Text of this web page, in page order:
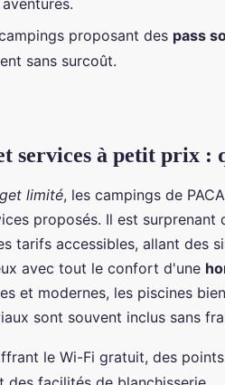
proposant des pass
sans surcoût.
services à petit prix :
limité, les campings de
proposés. Il est
tarifs accessibles, allant des
avec tout le confort d'une
et modernes, les piscines
sont souvent inclus sans
le Wi-Fi gratuit, des